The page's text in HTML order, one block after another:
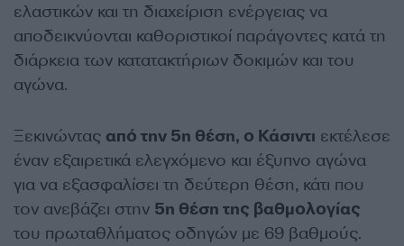
ελαστικών και τη διαχείριση ενέργειας να
αποδεικνύονται καθοριστικοί παράγοντες κατά τη
διάρκεια των κατατακτήριων δοκιμών και του
αγώνα.
Ξεκινώντας από την 5η θέση, ο Κάσιντι εκτέλεσε
έναν εξαιρετικά ελεγχόμενο και έξυπνο αγώνα
για να εξασφαλίσει τη δεύτερη θέση, κάτι που
τον ανεβάζει στην 5η θέση της βαθμολογίας
του πρωταθλήματος οδηγών με 69 βαθμούς.